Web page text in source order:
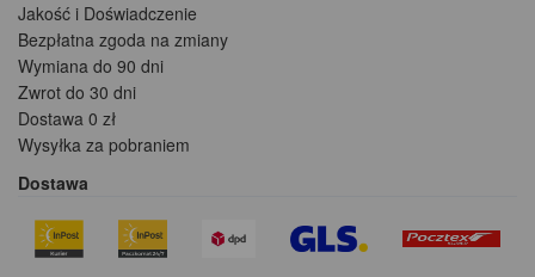
Jakość i Doświadczenie
Bezpłatna zgoda na zmiany
Wymiana do 90 dni
Zwrot do 30 dni
Dostawa 0 zł
Wysyłka za pobraniem
Dostawa